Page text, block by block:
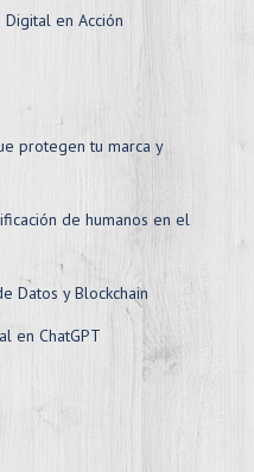
en Acción
protegen tu marca y
de humanos en el
Datos y Blockchain
en ChatGPT